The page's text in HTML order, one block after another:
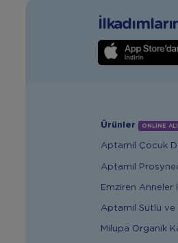
Ürünler ONLİNE
Aptamil Çocuk
Aptamil
Emziren Anneler
Aptamil Sütlü ve
Milupa Organik